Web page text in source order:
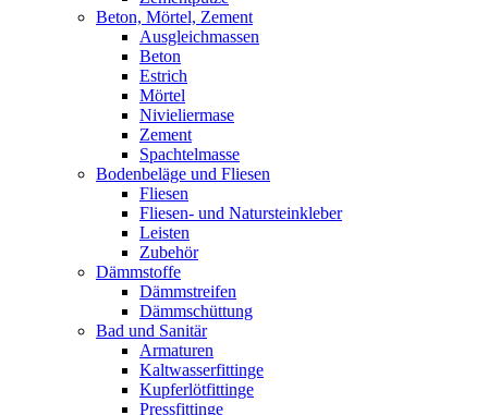
Beton, Mörtel, Zement
Ausgleichmassen
Beton
Estrich
Mörtel
Nivieliermase
Zement
Spachtelmasse
Bodenbeläge und Fliesen
Fliesen
Fliesen- und Natursteinkleber
Leisten
Zubehör
Dämmstoffe
Dämmstreifen
Dämmschüttung
Bad und Sanitär
Armaturen
Kaltwasserfittinge
Kupferlötfittinge
Pressfittinge